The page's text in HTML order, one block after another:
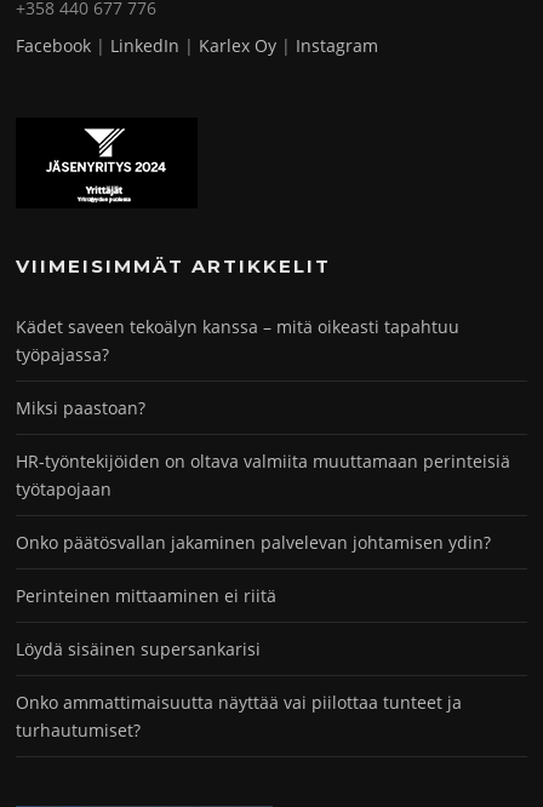
+358 440 677 776
Facebook | LinkedIn | Karlex Oy | Instagram
VIIMEISIMMÄT ARTIKKELIT
Kädet saveen tekoälyn kanssa – mitä oikeasti tapahtuu
työpajassa?
Miksi paastoan?
HR-työntekijöiden on oltava valmiita muuttamaan perinteisiä
työtapojaan
Onko päätösvallan jakaminen palvelevan johtamisen ydin?
Perinteinen mittaaminen ei riitä
Löydä sisäinen supersankarisi
Onko ammattimaisuutta näyttää vai piilottaa tunteet ja
turhautumiset?